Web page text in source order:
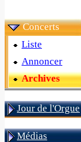
Concerts
Liste
Annoncer
Archives
Jour de l'Orgue
Médias